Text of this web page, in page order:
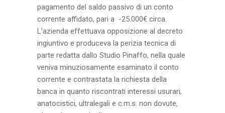
pagamento del saldo passivo di un conto
corrente affidato, pari a -25.000€ circa.
L’azienda effettuava opposizione al decreto
ingiuntivo e produceva la perizia tecnica di
parte redatta dallo Studio Pinaffo, nella quale
veniva minuziosamente esaminato il conto
corrente e contrastata la richiesta della
banca in quanto riscontrati interessi usurari,
anatocistici, ultralegali e c.m.s. non dovute,